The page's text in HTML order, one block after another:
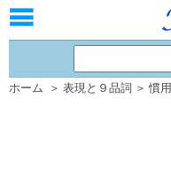
ホーム ＞ 表現と９品詞 ＞ 慣